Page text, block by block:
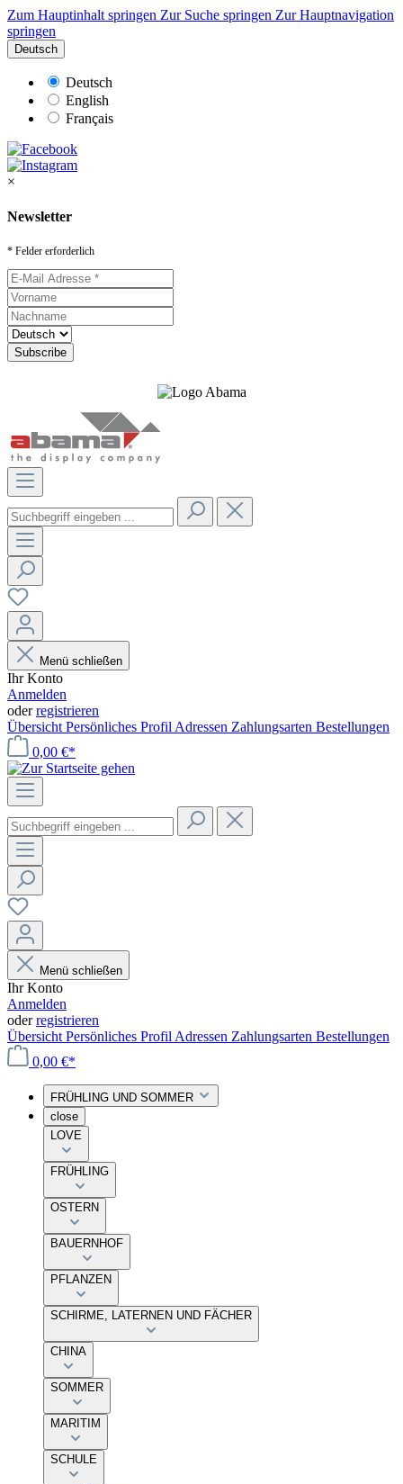
Zum Hauptinhalt springen Zur Suche springen Zur Hauptnavigation
springen
Deutsch
Deutsch
English
Français
×
Newsletter
* Felder erforderlich
Menü schließen
Ihr Konto
Anmelden
oderregistrieren
Übersicht Persönliches Profil Adressen Zahlungsarten Bestellungen
0,00 €*
Menü schließen
Ihr Konto
Anmelden
oderregistrieren
Übersicht Persönliches Profil Adressen Zahlungsarten Bestellungen
0,00 €*
FRÜHLING UND SOMMER
close
LOVE
FRÜHLING
OSTERN
BAUERNHOF
PFLANZEN
SCHIRME, LATERNEN UND FÄCHER
CHINA
SOMMER
MARITIM
SCHULE